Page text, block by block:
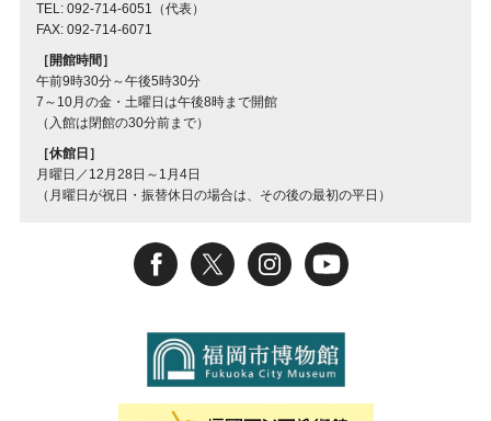
TEL: 092-714-6051（代表）
FAX: 092-714-6071
［開館時間］
午前9時30分～午後5時30分
7～10月の金・土曜日は午後8時まで開館
（入館は閉館の30分前まで）
［休館日］
月曜日／12月28日～1月4日
（月曜日が祝日・振替休日の場合は、その後の最初の平日）